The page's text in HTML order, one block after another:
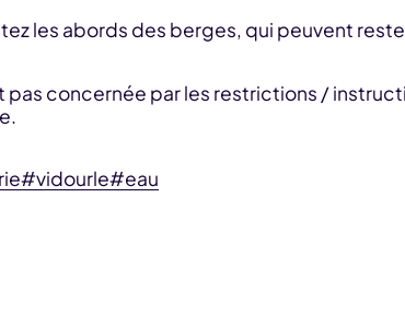
les abords des berges, qui peuvent
pas concernée par les restrictions /
#vidourle#eau